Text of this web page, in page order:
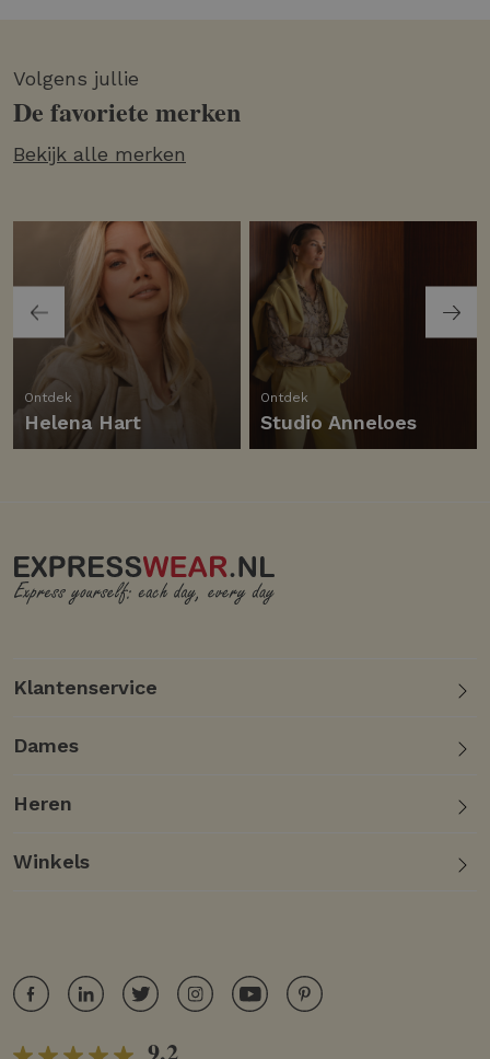
Volgens jullie
De favoriete merken
Bekijk alle merken
Ontdek
Helena Hart
Ontdek
Studio Anneloes
Klantenservice
Dames
Heren
Winkels
9.2